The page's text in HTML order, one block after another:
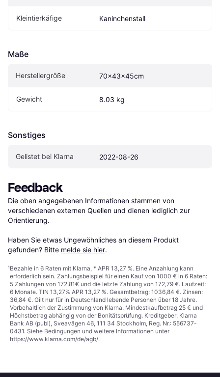
Kleintierkäfige Kaninchenstall
Maße
Herstellergröße 70×43×45cm
Gewicht 8.03 kg
Sonstiges
Gelistet bei Klarna 2022-08-26
Feedback
Die oben angegebenen Informationen stammen von
verschiedenen externen Quellen und dienen lediglich zur
Orientierung.
Haben Sie etwas Ungewöhnliches an diesem Produkt
gefunden? Bitte melde sie hier.
¹Bezahle in 6 Raten mit Klarna, * APR 13,27 %. Eine Anzahlung kann
erforderlich sein. Zahlungsbeispiel für einen Kauf von 1000 € in 6 Raten:
5 Zahlungen von 172,81€ und die letzte Zahlung von 172,79 €. Laufzeit:
6 Monate. TIN 13,27% APR 13,27 %. Gesamtbetrag: 1036,84 €. Zinsen:
36,84 €. Gilt nur für in Deutschland lebende Personen über 18 Jahre.
Vorbehaltlich der Zustimmung von Klarna. Mindestkaufbetrag 25 € und
Höchstbetrag abhängig von der Bonitätsprüfung. Kreditgeber: Klarna
Bank AB (publ), Sveavägen 46, 111 34 Stockholm, Reg. Nr.: 556737-
0431. Siehe Bedingungen und weitere Informationen unter
https://www.klarna.com/de/agb/.